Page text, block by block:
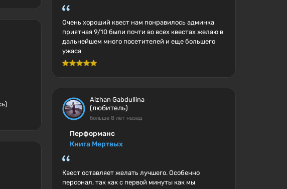
Очень хороший квест нам понравилось админка
приятная 9/10 были почти во всех квестах желаю в
дальнейшем много посетителей и еще большего
ужаса
Aizhan Gabdullina
(любитель)
больше 8 лет назад
Перформанс
Книга Мертвых
Квест оставляет желать лучшего. Особенно
персонал, так как с первой минуты как мы